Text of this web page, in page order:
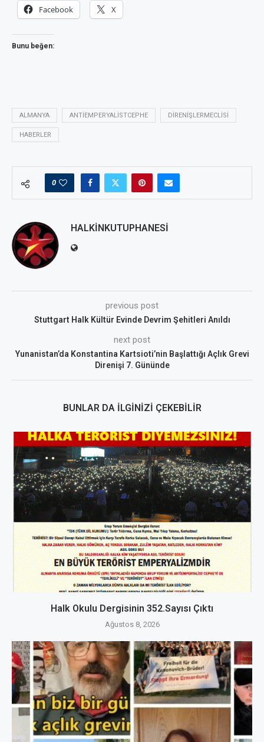
Facebook X
Bunu beğen:
ALMANYA ANTIEMPERYALISTCEPHE DIRENIŞLERMECLISI
HABERLER
0
HALKINKUTUPHANESI
previous post
Stuttgart Halk Kültür Evinde Devrim Şehitleri Anıldı
next post
Yunanistan’da Konstantina Kartsioti’nin Başlattığı Açlık Grevi
Direnişi 7. Gününde
BUNLAR DA İLGINIZI ÇEKEBILIR
Halk Okulu Dergisinin 352.Sayısı Çıktı
Ağustos 8, 2026